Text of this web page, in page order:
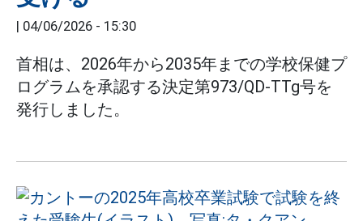
| 04/06/2026 - 15:30
首相は、2026年から2035年までの学校保健プ
ログラムを承認する決定第973/QD-TTg号を
発行しました。